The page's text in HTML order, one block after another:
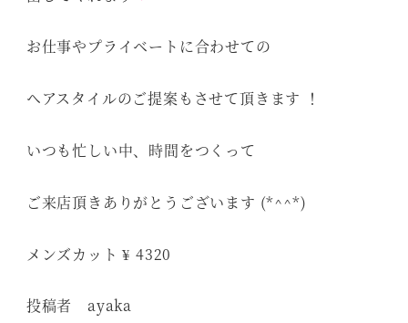
お仕事やプライベートに合わせての
ヘアスタイルのご提案もさせて頂きます ！
いつも忙しい中、時間をつくって
ご来店頂きありがとうございます (*^^*)
メンズカット ¥ 4320
投稿者 ayaka